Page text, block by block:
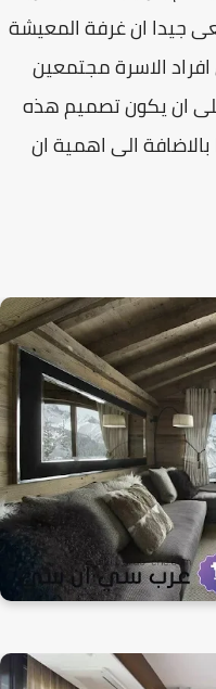
ان غرفة المعيشة
الاسرة مجتمعين
ان يكون تصميم هذه
الى اهمية ان